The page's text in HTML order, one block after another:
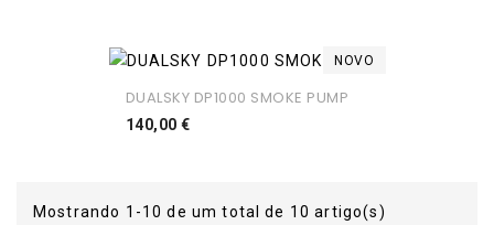
NOVO
DUALSKY DP1000 SMOKE PUMP
140,00 €Preço
Mostrando 1-10 de um total de 10 artigo(s)